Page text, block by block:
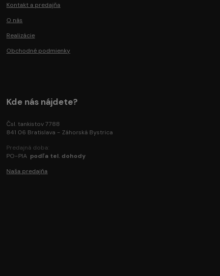
Kontakt a predajňa
O nás
Realizácie
Obchodné podmienky
Kde nás nájdete?
Čsl. tankistov 7788
841 06 Bratislava - Záhorská Bystrica
Predajná doba:
PO-PIA podľa tel. dohody
Naša predajňa